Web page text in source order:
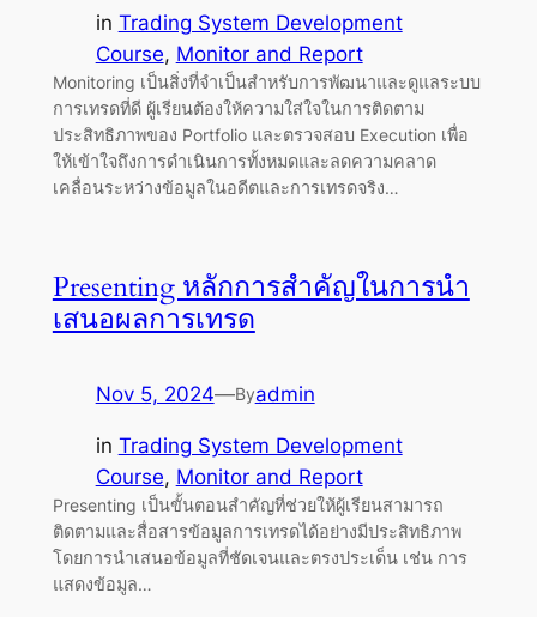
in Trading System Development
Course, Monitor and Report
Monitoring เป็นสิ่งที่จำเป็นสำหรับการพัฒนาและดูแลระบบ
การเทรดที่ดี ผู้เรียนต้องให้ความใส่ใจในการติดตาม
ประสิทธิภาพของ Portfolio และตรวจสอบ Execution เพื่อ
ให้เข้าใจถึงการดำเนินการทั้งหมดและลดความคลาด
เคลื่อนระหว่างข้อมูลในอดีตและการเทรดจริง…
Presenting หลักการสำคัญในการนำ
เสนอผลการเทรด
Nov 5, 2024—Byadmin
in Trading System Development
Course, Monitor and Report
Presenting เป็นขั้นตอนสำคัญที่ช่วยให้ผู้เรียนสามารถ
ติดตามและสื่อสารข้อมูลการเทรดได้อย่างมีประสิทธิภาพ
โดยการนำเสนอข้อมูลที่ชัดเจนและตรงประเด็น เช่น การ
แสดงข้อมูล…